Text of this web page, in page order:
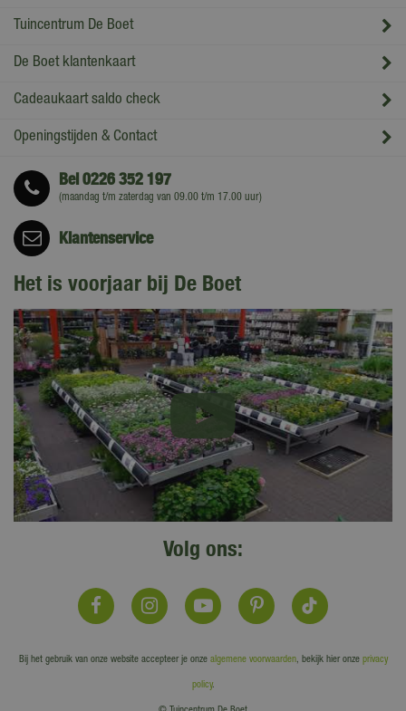
Tuincentrum De Boet
De Boet klantenkaart
Cadeaukaart saldo check
Openingstijden & Contact
Bel0226 352 197
(maandag t/m zaterdag van 09.00 t/m 17.00 uur)
Klantenservice
Het is voorjaar bij De Boet
Volg ons:
Bij het gebruik van onze website accepteer je onze algemene voorwaarden, bekijk hier onze privacy
policy.